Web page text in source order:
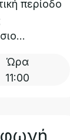
περίοδο
Ώρα
11:00